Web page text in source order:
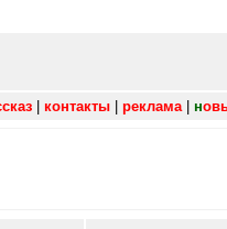
контакты реклама| н